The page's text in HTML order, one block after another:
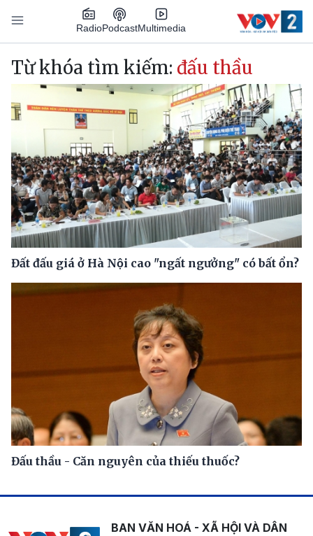
Nhảy đến nội dung
RadioPodcastMultimedia
Main navigation
Từ khóa tìm kiếm: đấu thầu
Đất đấu giá ở Hà Nội cao "ngất ngưởng" có bất ổn?
Đấu thầu - Căn nguyên của thiếu thuốc?
BAN VĂN HOÁ - XÃ HỘI VÀ DÂN